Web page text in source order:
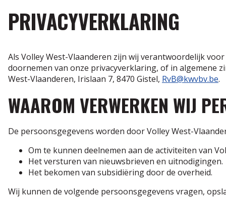
PRIVACYVERKLARING
Als Volley West-Vlaanderen zijn wij verantwoordelijk
doornemen van onze privacyverklaring, of in algemene
West-Vlaanderen, Irislaan 7, 8470 Gistel, RvB@kwvbv.be.
WAAROM VERWERKEN WIJ
De persoonsgegevens worden door Volley West-
Om te kunnen deelnemen aan de activiteiten van
Het versturen van nieuwsbrieven en uitnodigingen.
Het bekomen van subsidiëring door de overheid.
Wij kunnen de volgende persoonsgegevens vragen,